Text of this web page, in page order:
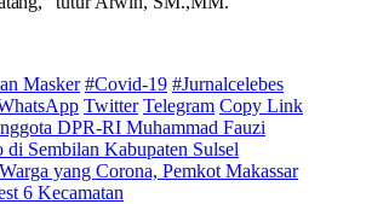
Masker #Covid-19 #Jurnalcelebes
Twitter Telegram Copy Link
DPR-RI Muhammad Fauzi
di Sembilan Kabupaten Sulsel
yang Corona, Pemkot Makassar
6 Kecamatan